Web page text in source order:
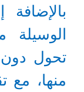
تحول دون
منها، مع